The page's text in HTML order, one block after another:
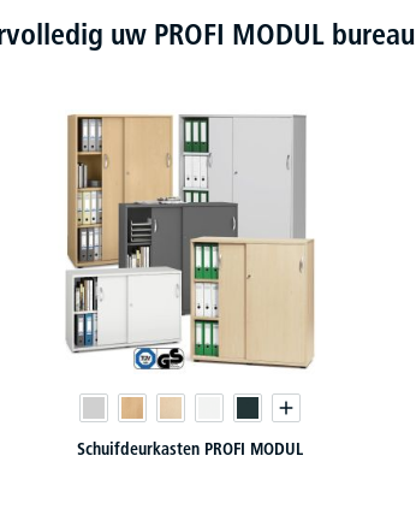
uw PROFI MODUL bureau
Schuifdeurkasten PROFI MODUL